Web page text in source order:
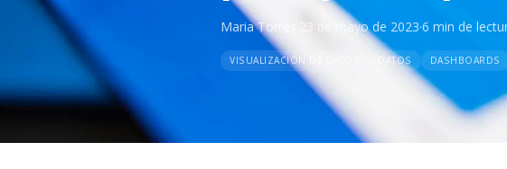
Maria Torres 23 de mayo de 2023·6 min de
VISUALIZACIÓN DE DATOS DATOS DASHBOARDS